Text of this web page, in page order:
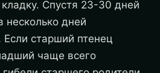
Спустя 23-30 дней
несколько дней
старший птенец
чаще всего